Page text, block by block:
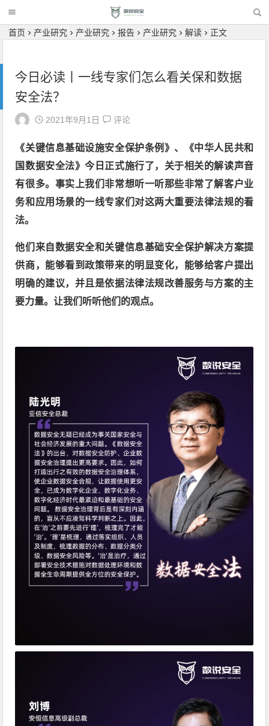
首页 产业研究 产业研究 报告 产业研究 解读 正文
今日必读丨一线专家们怎么看关保和数据
安全法？
2021年9月1日 评论
《关键信息基础设施安全保护条例》、《中华人民共和
国数据安全法》今日正式施行了，关于相关的解读声音
有很多。事实上我们非常想听一听那些非常了解客户业
务和应用场景的一线专家们对这两大重要法律法规的看
法。
他们来自数据安全和关键信息基础安全保护解决方案提
供商，能够看到政策带来的明显变化，能够给客户提出
明确的建议，并且是依据法律法规改善服务与方案的主
要力量。让我们听听他们的观点。